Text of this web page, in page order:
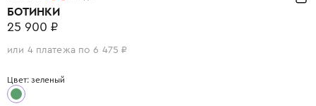
БОТИНКИ
25 900 ₽
или 4 платежа по 6 475 ₽
Цвет: зеленый